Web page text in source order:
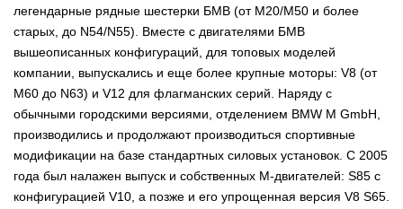
легендарные рядные шестерки БМВ (от М20/М50 и более
старых, до N54/N55). Вместе с двигателями БМВ
вышеописанных конфигураций, для топовых моделей
компании, выпускались и еще более крупные моторы: V8 (от
М60 до N63) и V12 для флагманских серий. Наряду с
обычными городскими версиями, отделением BMW M GmbH,
производились и продолжают производиться спортивные
модификации на базе стандартных силовых установок. С 2005
года был налажен выпуск и собственных М-двигателей: S85 с
конфигурацией V10, а позже и его упрощенная версия V8 S65.